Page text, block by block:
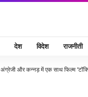
देश विदेश राजनीती
अंग्रेजी और कन्नड़ में एक साथ फिल्म ‘टॉक्सिक’ की